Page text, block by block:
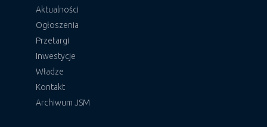
Aktualności
Ogłoszenia
Przetargi
Inwestycje
Władze
Kontakt
Archiwum JSM